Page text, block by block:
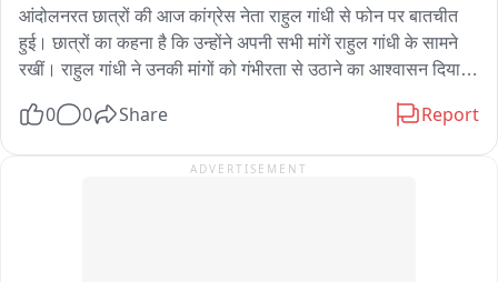
রাস্তায় ফেলে রাখলে ব্যবস্থা নেওয়া হবে।
आंदोलनरत छात्रों की आज कांग्रेस नेता राहुल गांधी से फोन पर बातचीत
हुई। छात्रों का कहना है कि उन्होंने अपनी सभी मांगें राहुल गांधी के सामने
रखीं। राहुल गांधी ने उनकी मांगों को गंभीरता से उठाने का आश्वासन दिया है
हो सकती हैं। छात्रों का कहना है कि यदि बैठक में उनकी सभी प्रमुख मांगें
0 0 Share Report
ADVERTISEMENT